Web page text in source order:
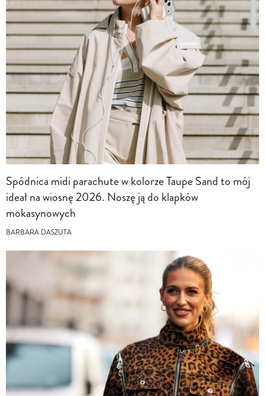
Spódnica midi parachute w kolorze Taupe Sand to mój
ideał na wiosnę 2026. Noszę ją do klapków
mokasynowych
BARBARA DASZUTA